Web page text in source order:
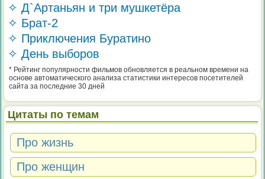
✧ Д`Артаньян и три мушкетёра
✧ Брат-2
✧ Приключения Буратино
✧ День выборов
* Рейтинг популярности фильмов обновляется в реальном времени на
основе автоматического анализа статистики интересов посетителей
сайта за последние 30 дней
Цитаты по темам
Про жизнь
Про женщин